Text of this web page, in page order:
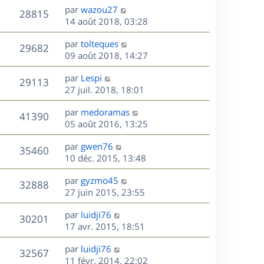
e
n
i
e
r
m
e
s
s
a
g
e
28815V
u
e
s
D
e
r
n
i
e
r
m
e
s
s
a
g
e
par wazou27
14 août 2018, 03:28
29682V
u
e
s
D
e
r
n
i
e
r
m
e
s
s
a
g
e
par tolteques
09 août 2018, 14:27
29113V
u
s
D
e
r
n
i
e
r
m
e
s
s
a
g
e
par Lespi
27 juil. 2018, 18:01
41390V
u
s
D
e
r
n
i
e
r
m
e
s
s
a
g
par medoramas
05 août 2016, 13:25
35460V
u
e
D
e
r
n
i
e
r
m
e
s
par gwen76
10 déc. 2015, 13:48
32888V
u
s
D
e
r
n
i
e
r
par gyzmo45
27 juin 2015, 23:55
30201
u
D
e
r
n
i
par luidji76
17 avr. 2015, 18:51
32567V
D
e
par luidji76
11 févr. 2014, 22:02